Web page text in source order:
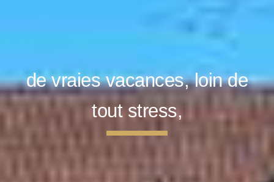
de vraies vacances, loin de
tout stress,